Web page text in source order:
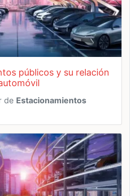
de Estacionamientos